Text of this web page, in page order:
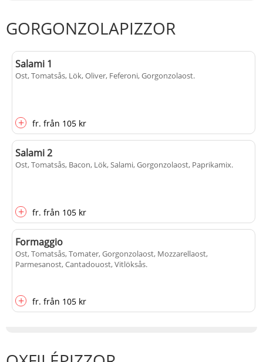
GORGONZOLAPIZZOR
Salami 1
Ost, Tomatsås, Lök, Oliver, Feferoni, Gorgonzolaost.
+ fr. från 105 kr
Salami 2
Ost, Tomatsås, Bacon, Lök, Salami, Gorgonzolaost, Paprikamix.
+ fr. från 105 kr
Formaggio
Ost, Tomatsås, Tomater, Gorgonzolaost, Mozzarellaost,
Parmesanost, Cantadouost, Vitlöksås.
+ fr. från 105 kr